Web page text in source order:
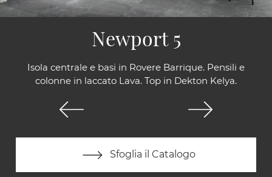
Isola centrale e basi in Rovere Barrique. Pensili e
colonne in laccato Lava. Top in Dekton Kelya.
Sfoglia il Catalogo
Newport 5